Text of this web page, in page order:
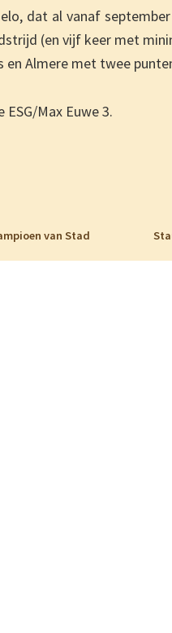
dat al vanaf
(en vijf keer met
en Almere met twee
Max Euwe 3.
van Stad